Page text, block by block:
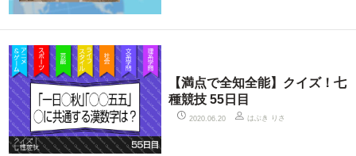
【満点で全知全能】クイズ！七
種競技 55日目
2020.06.20 はぶき りさ